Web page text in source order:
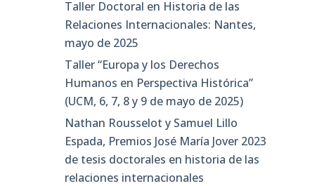
Taller Doctoral en Historia de las
Relaciones Internacionales: Nantes,
mayo de 2025
Taller “Europa y los Derechos
Humanos en Perspectiva Histórica”
(UCM, 6, 7, 8 y 9 de mayo de 2025)
Nathan Rousselot y Samuel Lillo
Espada, Premios José María Jover 2023
de tesis doctorales en historia de las
relaciones internacionales